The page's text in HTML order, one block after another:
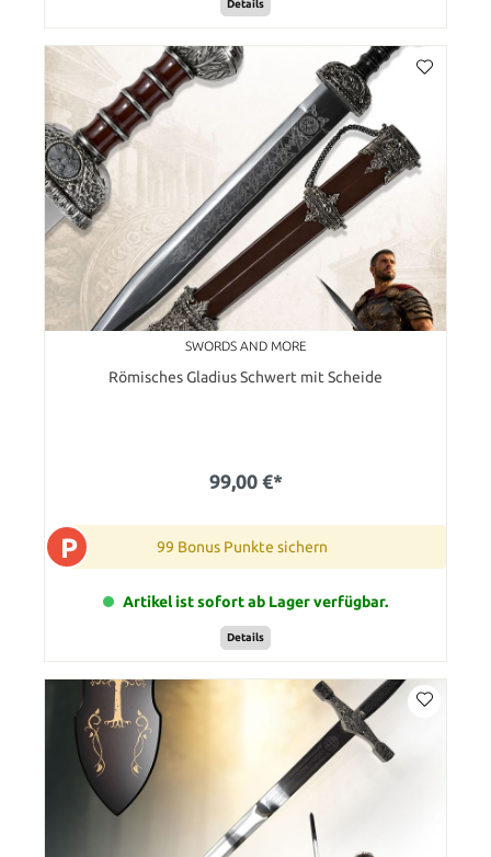
Details
SWORDS AND MORE
Römisches Gladius Schwert mit Scheide
99,00 €*
P 99 Bonus Punkte sichern
Artikel ist sofort ab Lager verfügbar.
Details